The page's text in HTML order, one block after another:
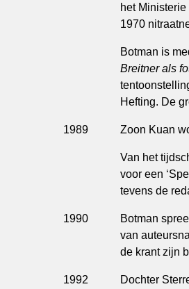
het
1970
Botman is
Breitner als
Hefting. De
1989 Zoon Kuan
Van het
voor een
tevens de
1990
Botman
van
de krant zijn
1992 Dochter